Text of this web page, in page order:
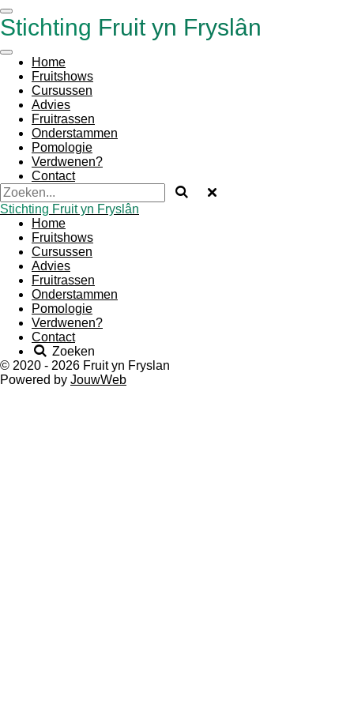
Ga
direct
de
hoofdinhoud
Stichting Fruit yn Fryslân
Home
Fruitshows
Cursussen
Advies
Fruitrassen
Onderstammen
Pomologie
Verdwenen?
Contact
Stichting Fruit yn Fryslân
Home
Fruitshows
Cursussen
Advies
Fruitrassen
Onderstammen
Pomologie
Verdwenen?
Contact
Zoeken
© 2020 - 2026 Fruit yn Fryslan
Powered by JouwWeb